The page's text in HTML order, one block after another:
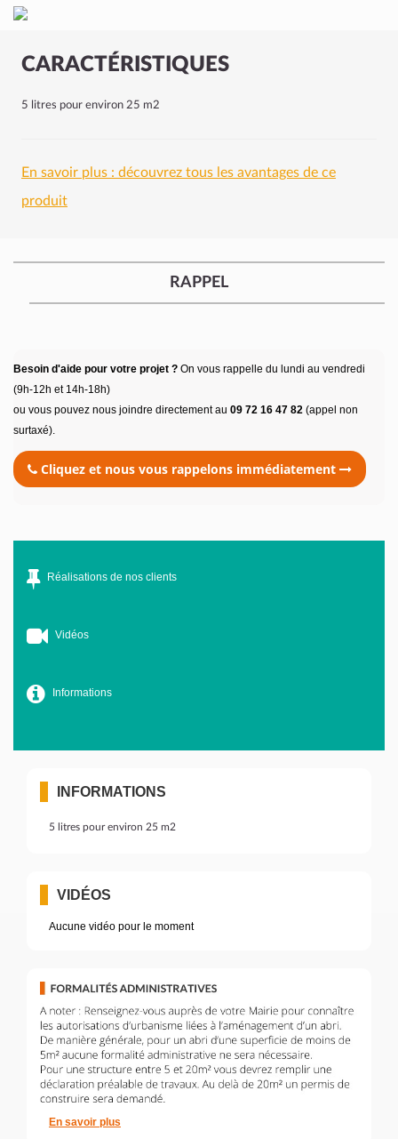
CARACTÉRISTIQUES
5 litres pour environ 25 m2
En savoir plus : découvrez tous les avantages de ce
produit
RAPPEL
Besoin d'aide pour votre projet ? On vous rappelle du lundi au vendredi
(9h-12h et 14h-18h)
ou vous pouvez nous joindre directement au 09 72 16 47 82 (appel non
surtaxé).
Cliquez et nous vous rappelons immédiatement
Réalisations de nos clients
Vidéos
Informations
INFORMATIONS
5 litres pour environ 25 m2
VIDÉOS
Aucune vidéo pour le moment
En savoir plus